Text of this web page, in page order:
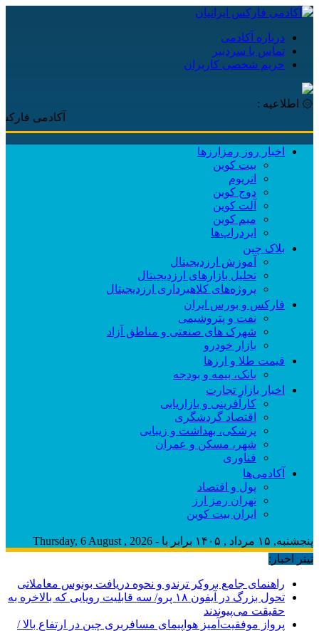
درباره آکادمی
تماس با سردبیر
حریم شخصی کاربران
۞ اطلاعیه :
آکادمی فارکس
اخبار روز رمزارزها
بیت کوین
اتریوم
دوج کوین
آلت کوین
میم کوین‌
ایردراپ‌ها
بلاک چین
آموزش ارزدیجیتال
تحلیل بازارهای ارزدیجیتال
پروژه‌های کلاهبرداری ارزدیجیتال
فارکس و بورس ایران
نفت و پتروشیمی
شهرک های صنعتی و مناطق آزاد
بازار خودرو
قیمت طلا و ارزها
بانک، بیمه و بودجه
اخبار بازار تجارت
کارآفرینی و بازاریابی
اقتصاد گردشگری
پزشکی، بهداشت و زیبایی
شهر، مسکن و عمران
فناوری
آکادمی‌ها
پول و اقتصاد
تهران رمز ارز
ایران بیت کوین
پنجشنبه, ۱۵ مرداد , ۱۴۰۵ برابر با - Thursday, 6 August , 2026
تیتر اخبار:
راهنمای جامع بروکر ترندو و نحوه دریافت بونوس معاملاتی
تحول بزرگ در آیفون ۱۸ پرو/ سه قابلیت رویایی که بالاخره به
حقیقت می‌پیوندند
پرواز موفقیت‌آمیز هواپیمای مسافربری چین در ارتفاع بالا /